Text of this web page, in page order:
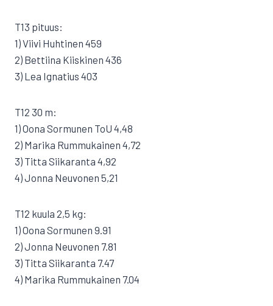
T13 pituus:
1) Viivi Huhtinen 459
2) Bettiina Kiiskinen 436
3) Lea Ignatius 403
T12 30 m:
1) Oona Sormunen ToU 4,48
2) Marika Rummukainen 4,72
3) Titta Siikaranta 4,92
4) Jonna Neuvonen 5,21
T12 kuula 2,5 kg:
1) Oona Sormunen 9.91
2) Jonna Neuvonen 7.81
3) Titta Siikaranta 7.47
4) Marika Rummukainen 7.04